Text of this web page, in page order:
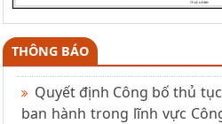
THÔNG BÁO
Quyết định Công bố thủ
ban hành trong lĩnh vực